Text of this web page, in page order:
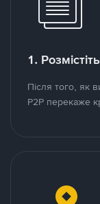
1.
Після того, як
P2P перекаже